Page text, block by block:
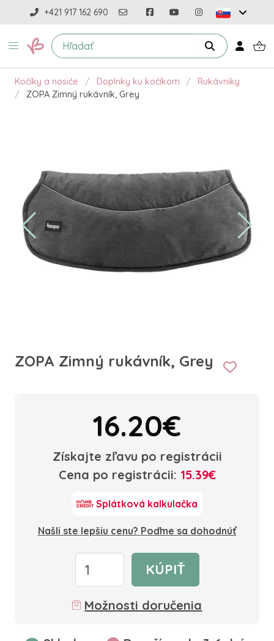
+421 917 162 690
Kočíky a nosiče Doplnky ku kočíkom
Rukávniky
ZOPA Zimný rukávník, Grey
ZOPA Zimný rukávník, Grey
16.20€
Získajte zľavu po registrácii
Cena po registrácii: 15.39€
Splátková kalkulačka
Našli ste lepšiu cenu? Poďme sa dohodnúť
KÚPIŤ
Možnosti doručenia